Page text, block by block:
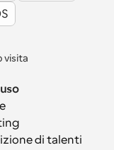
di talenti